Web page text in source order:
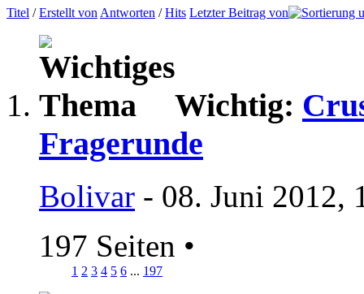
Titel /Erstellt von Antworten /Hits Letzter Beitrag von
Wichtig:
Fragerunde
Bolivar - 08. Juni 2012,
197 Seiten •
1 2 3 4 5 6 ... 197